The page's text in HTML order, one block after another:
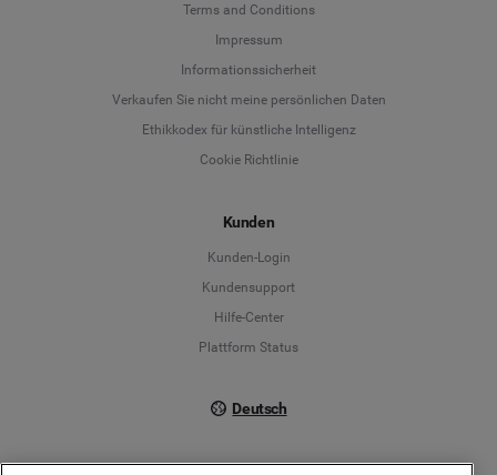
Terms and Conditions
Impressum
Informationssicherheit
Verkaufen Sie nicht meine persönlichen Daten
Ethikkodex für künstliche Intelligenz
Cookie Richtlinie
Kunden
Kunden-Login
Kundensupport
Hilfe-Center
Plattform Status
Deutsch
Deutsch